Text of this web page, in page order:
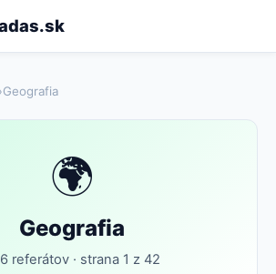
Geografia
🌍
Geografia
referátov · strana 1 z 42